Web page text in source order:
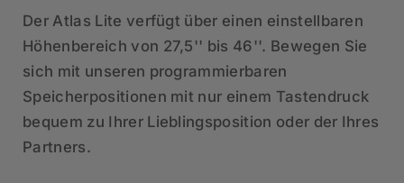
Der Atlas Lite verfügt über einen einstellbaren
Höhenbereich von 27,5'' bis 46''. Bewegen Sie
sich mit unseren programmierbaren
Speicherpositionen mit nur einem Tastendruck
bequem zu Ihrer Lieblingsposition oder der Ihres
Partners.